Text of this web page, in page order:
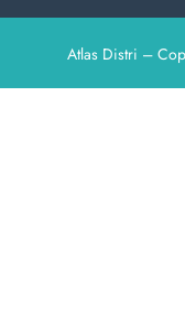
Atlas Distri –